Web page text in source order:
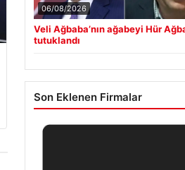
06/08/2026
Veli Ağbaba’nın ağabeyi Hür
tutuklandı
Son Eklenen Firmalar